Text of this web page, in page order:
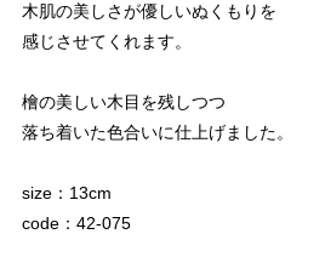
木肌の美しさが優しいぬくもりを
感じさせてくれます。
檜の美しい木目を残しつつ
落ち着いた色合いに仕上げました。
size：13cm
code：42-075